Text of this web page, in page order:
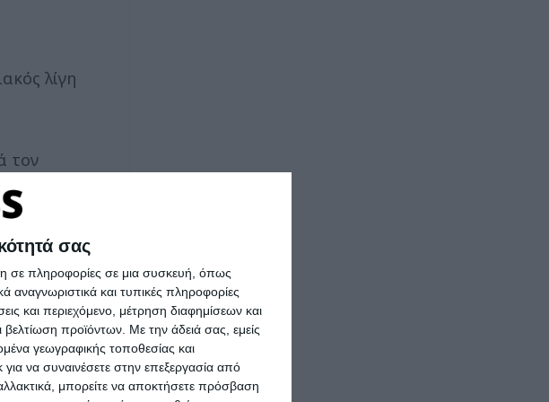
σας
σε πληροφορίες σε μια συσκευή, όπως
και τυπικές πληροφορίες
και περιεχόμενο, μέτρηση διαφημίσεων και
βελτίωση προϊόντων. Με την άδειά σας, εμείς
γεωγραφικής τοποθεσίας και
να συναινέσετε στην επεξεργασία από
μπορείτε να αποκτήσετε πρόσβαση
λίγη
τον
«Τα
για